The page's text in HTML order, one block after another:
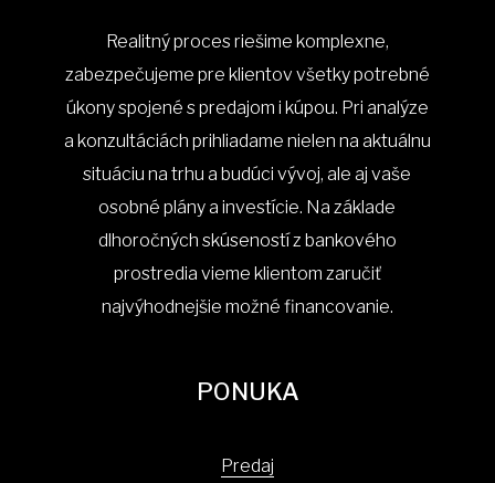
Realitný proces riešime komplexne,
zabezpečujeme pre klientov všetky potrebné
úkony spojené s predajom i kúpou. Pri analýze
a konzultáciách prihliadame nielen na aktuálnu
situáciu na trhu a budúci vývoj, ale aj vaše
osobné plány a investície. Na základe
dlhoročných skúseností z bankového
prostredia vieme klientom zaručiť
najvýhodnejšie možné financovanie.
PONUKA
Predaj